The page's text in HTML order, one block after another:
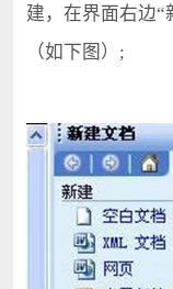
建，在界面右边“
（如下图）;